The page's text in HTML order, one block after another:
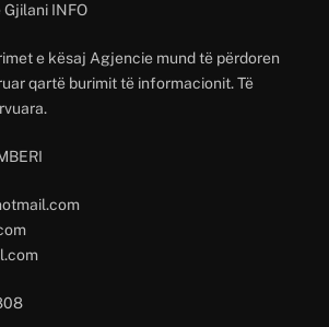
INFO
e kësaj Agjencie mund të përdoren
qartë burimit të informacionit. Të